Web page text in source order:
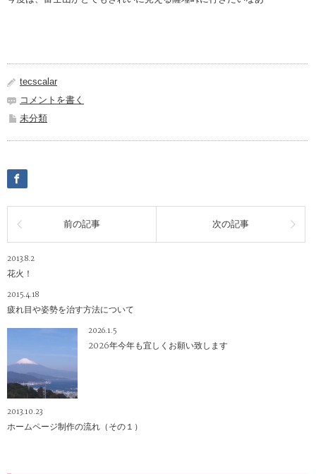
tecscalar
コメントを書く
未分類
前の記事 次の記事
2013.8.2
花火！
2015.4.18
疲れ目や姿勢を治す方法について
2026.1.5
2026年今年も宜しくお願い致します
2013.10.23
ホームページ制作の流れ（その１）